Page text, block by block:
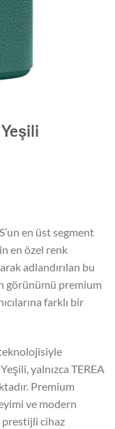
en üst segment
en özel renk
adlandırılan bu
görünümü premium
farklı bir
yalnızca TEREA
Premium
ve modern
prestijli cihaz